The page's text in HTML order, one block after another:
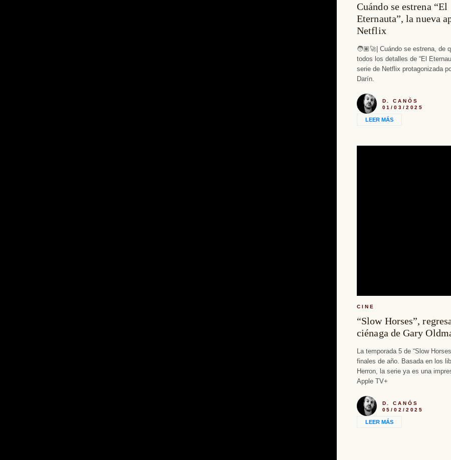
Cuándo se estrena “El
Eternauta”, la nueva
Netflix
🧑🏽‍🚀| Cuándo se estrena, de
todos los detalles de “El
serie de Netflix protagonizada
Darín.
D. CANÓS
01/03/2025
LEER MÁS
CINE
“Slow Horses”,
ciénaga de Gary
La temporada 5 de “Slow
finales de año. Basada en los
Herron, la serie ya es una
Apple TV+
D. CANÓS
05/02/2025
LEER MÁS